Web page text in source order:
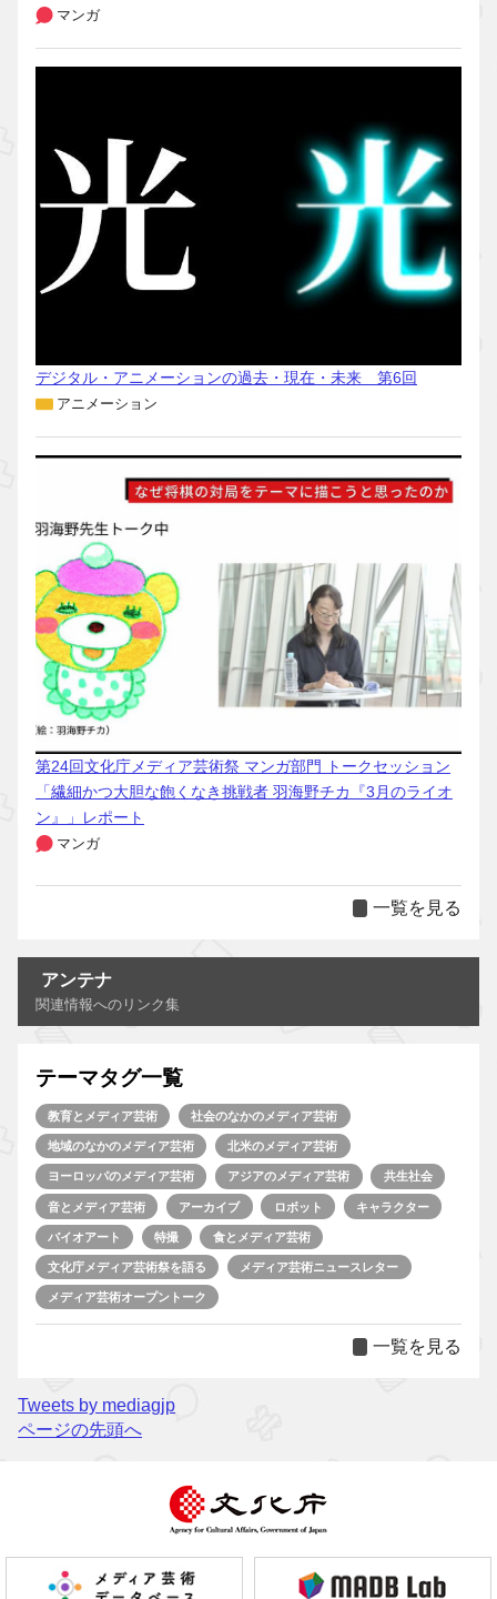
マンガ
デジタル・アニメーションの過去・現在・未来 第6回
アニメーション
第24回文化庁メディア芸術祭 マンガ部門 トークセッション
「繊細かつ大胆な飽くなき挑戦者 羽海野チカ『3月のライオ
ン』」レポート
マンガ
一覧を見る
アンテナ
関連情報へのリンク集
テーマタグ一覧
教育とメディア芸術 社会のなかのメディア芸術
地域のなかのメディア芸術 北米のメディア芸術
ヨーロッパのメディア芸術 アジアのメディア芸術 共生社会
音とメディア芸術 アーカイブ ロボット キャラクター
バイオアート 特撮 食とメディア芸術
文化庁メディア芸術祭を語る メディア芸術ニュースレター
メディア芸術オープントーク
一覧を見る
Tweets by mediagjp
ページの先頭へ